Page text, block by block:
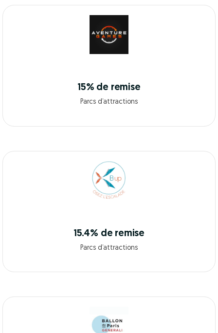
15% de remise
Parcs d’attractions
15.4% de remise
Parcs d’attractions